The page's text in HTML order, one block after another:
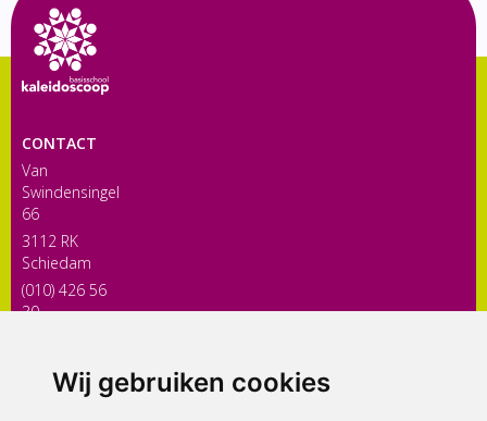
Wij gebruiken cookies
CONTACT
Van
Swindensingel
66
3112 RK
Schiedam
(010) 426 56
30
ONDERDEEL VAN